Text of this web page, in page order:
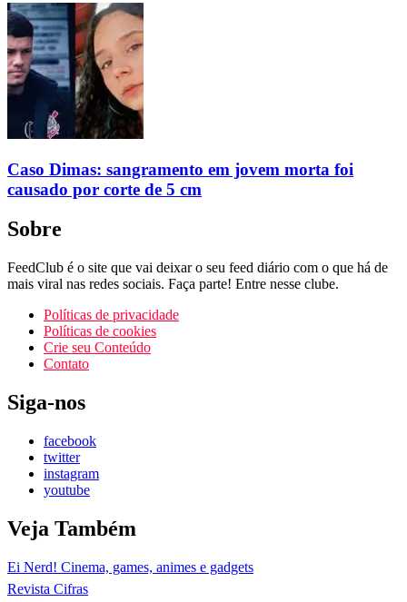
Caso Dimas: sangramento em jovem morta foi
causado por corte de 5 cm
Sobre
FeedClub é o site que vai deixar o seu feed diário com o que há de
mais viral nas redes sociais. Faça parte! Entre nesse clube.
Políticas de privacidade
Políticas de cookies
Crie seu Conteúdo
Contato
Siga-nos
facebook
twitter
instagram
youtube
Veja Também
Ei Nerd! Cinema, games, animes e gadgets
Revista Cifras